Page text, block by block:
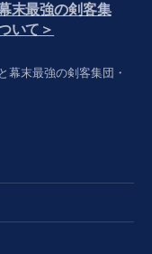
末最強の剣客集
いて＞
幕末最強の剣客集団・